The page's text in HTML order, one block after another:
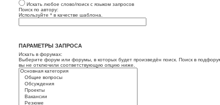
Искать любое слово/поиск с языком запросов
Поиск по автору:
Используйте * в качестве шаблона.
ПАРАМЕТРЫ ЗАПРОСА
Искать в форумах:
Выберите форум или форумы, в которых будет произведён поиск. Поиск в
вы не отключили соответствующую опцию ниже.